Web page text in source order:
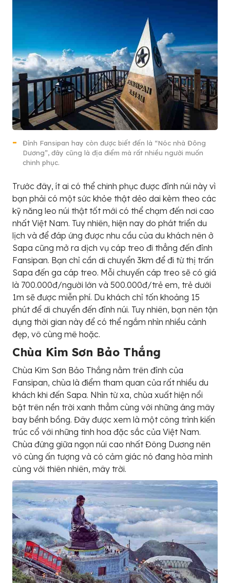
Đỉnh Fansipan hay còn được biết đến là “Nóc nhà Đông
Dương”, đây cũng là địa điểm mà rất nhiều người muốn
chinh phục.
Trước đây, ít ai có thể chinh phục được đỉnh núi này vì
bạn phải có một sức khỏe thật dẻo dai kèm theo các
kỹ năng leo núi thật tốt mới có thể chạm đến nơi cao
nhất Việt Nam. Tuy nhiên, hiện nay do phát triển du
lịch và để đáp ứng được nhu cầu của du khách nên ở
Sapa cũng mở ra dịch vụ cáp treo đi thẳng đến đỉnh
Fansipan. Bạn chỉ cần di chuyển 3km để đi từ thị trấn
Sapa đến ga cáp treo. Mỗi chuyến cáp treo sẽ có giá
là 700.000đ/người lớn và 500.000đ/trẻ em, trẻ dưới
1m sẽ được miễn phí. Du khách chỉ tốn khoảng 15
phút để di chuyển đến đỉnh núi. Tuy nhiên, bạn nên tận
dụng thời gian này để có thể ngắm nhìn nhiều cảnh
đẹp, vô cùng mê hoặc.
Chùa Kim Sơn Bảo Thắng
Chùa Kim Sơn Bảo Thắng nằm trên đỉnh của
Fansipan, chùa là điểm tham quan của rất nhiều du
khách khi đến Sapa. Nhìn từ xa, chùa xuất hiện nổi
bật trên nền trời xanh thẳm cùng với những áng mây
bay bềnh bồng. Đây được xem là một công trình kiến
trúc cổ với những tinh hoa đặc sắc của Việt Nam.
Chùa đứng giữa ngọn núi cao nhất Đông Dương nên
vô cùng ấn tượng và có cảm giác nó đang hòa mình
cùng với thiên nhiên, mây trời.